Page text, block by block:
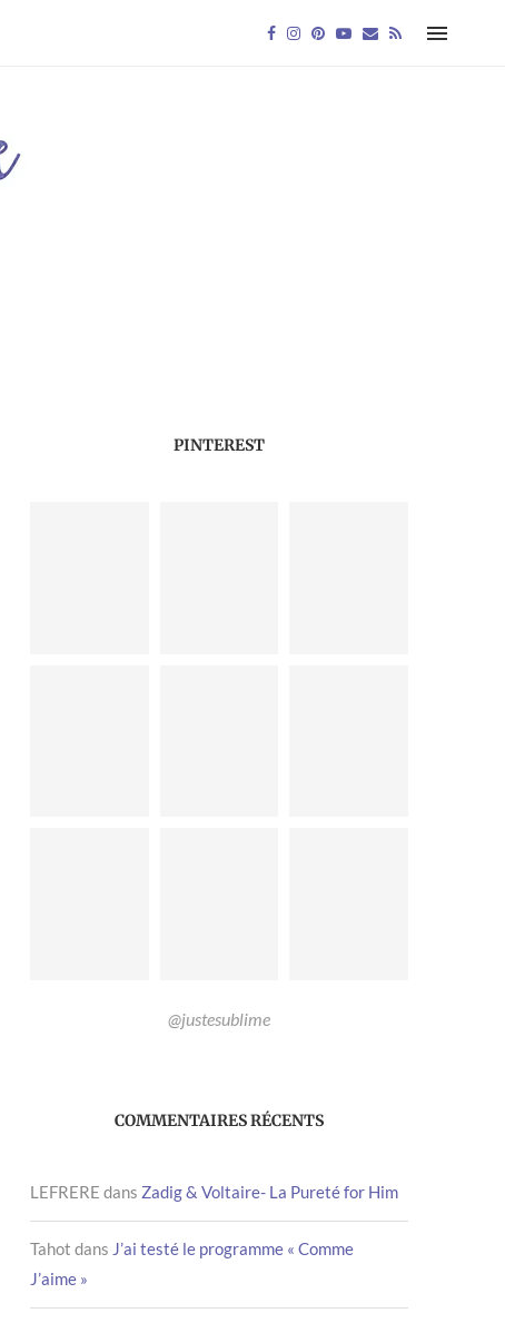
PINTEREST
@justesublime
COMMENTAIRES RÉCENTS
LEFRERE dans Zadig & Voltaire- La Pureté for Him
Tahot dans J’ai testé le programme « Comme
J’aime »